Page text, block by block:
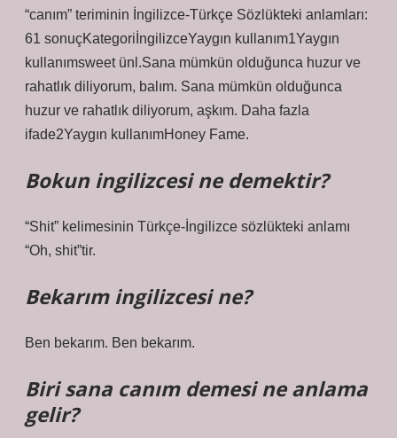
“canım” teriminin İngilizce-Türkçe Sözlükteki anlamları:
61 sonuçKategoriİngilizceYaygın kullanım1Yaygın
kullanımsweet ünl.Sana mümkün olduğunca huzur ve
rahatlık diliyorum, balım. Sana mümkün olduğunca
huzur ve rahatlık diliyorum, aşkım. Daha fazla
ifade2Yaygın kullanımHoney Fame.
Bokun ingilizcesi ne demektir?
“Shit” kelimesinin Türkçe-İngilizce sözlükteki anlamı
“Oh, shit”tir.
Bekarım ingilizcesi ne?
Ben bekarım. Ben bekarım.
Biri sana canım demesi ne anlama
gelir?